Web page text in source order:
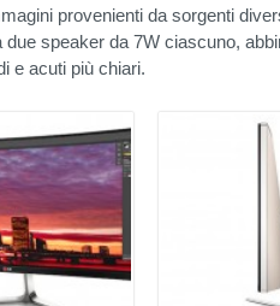
provenienti da sorgenti
due speaker da 7W ciascuno,
e acuti più chiari.